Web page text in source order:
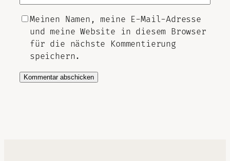
Meinen Namen, meine E-Mail-Adresse
und meine Website in diesem Browser
für die nächste Kommentierung
speichern.